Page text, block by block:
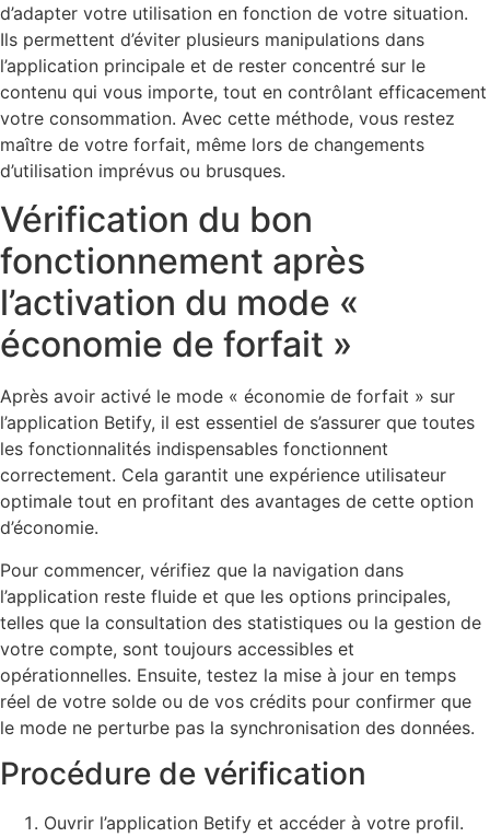
d’adapter votre utilisation en fonction de votre situation.
Ils permettent d’éviter plusieurs manipulations dans
l’application principale et de rester concentré sur le
contenu qui vous importe, tout en contrôlant efficacement
votre consommation. Avec cette méthode, vous restez
maître de votre forfait, même lors de changements
d’utilisation imprévus ou brusques.
Vérification du bon
fonctionnement après
l’activation du mode «
économie de forfait »
Après avoir activé le mode « économie de forfait » sur
l’application Betify, il est essentiel de s’assurer que toutes
les fonctionnalités indispensables fonctionnent
correctement. Cela garantit une expérience utilisateur
optimale tout en profitant des avantages de cette option
d’économie.
Pour commencer, vérifiez que la navigation dans
l’application reste fluide et que les options principales,
telles que la consultation des statistiques ou la gestion de
votre compte, sont toujours accessibles et
opérationnelles. Ensuite, testez la mise à jour en temps
réel de votre solde ou de vos crédits pour confirmer que
le mode ne perturbe pas la synchronisation des données.
Procédure de vérification
Ouvrir l’application Betify et accéder à votre profil.